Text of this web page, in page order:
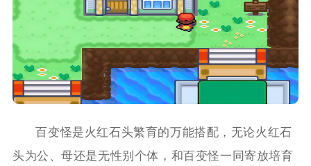
百变怪是火红石头繁育的万能搭配，无论火红石
头为公、母还是无性别个体，和百变怪一同寄放培育